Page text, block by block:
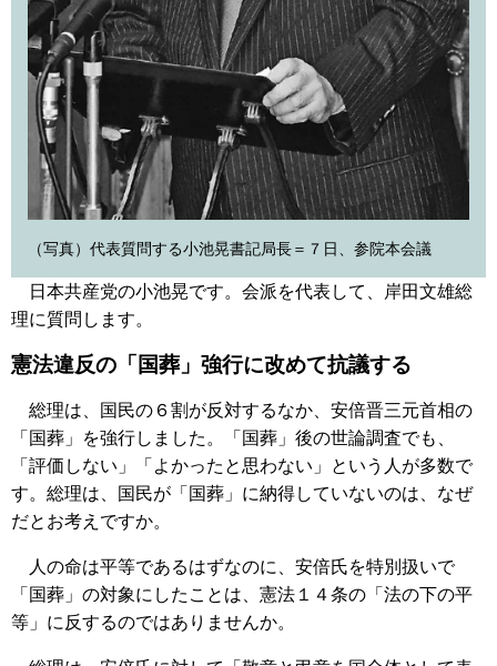
（写真）代表質問する小池晃書記局長＝７日、参院本会議
日本共産党の小池晃です。会派を代表して、岸田文雄総
理に質問します。
憲法違反の「国葬」強行に改めて抗議する
総理は、国民の６割が反対するなか、安倍晋三元首相の
「国葬」を強行しました。「国葬」後の世論調査でも、
「評価しない」「よかったと思わない」という人が多数で
す。総理は、国民が「国葬」に納得していないのは、なぜ
だとお考えですか。
人の命は平等であるはずなのに、安倍氏を特別扱いで
「国葬」の対象にしたことは、憲法１４条の「法の下の平
等」に反するのではありませんか。